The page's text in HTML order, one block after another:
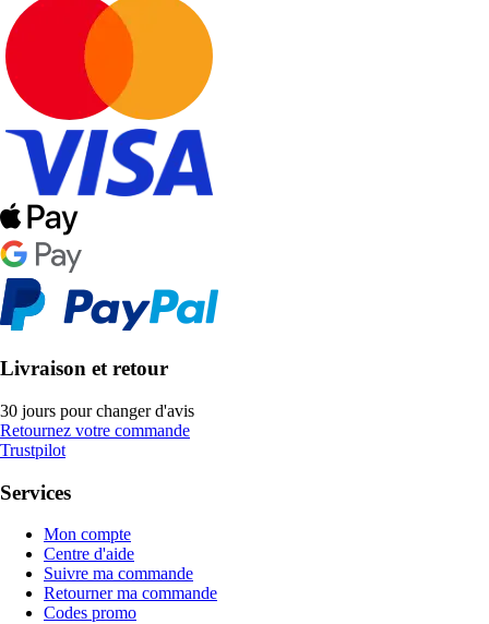
Livraison et retour
30 jours pour changer d'avis
Retournez votre commande
Trustpilot
Services
Mon compte
Centre d'aide
Suivre ma commande
Retourner ma commande
Codes promo